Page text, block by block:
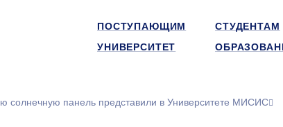
ПОСТУПАЮЩИМ СТУДЕНТАМ
УНИВЕРСИТЕТ
солнечную панель представили в Университете МИСИС